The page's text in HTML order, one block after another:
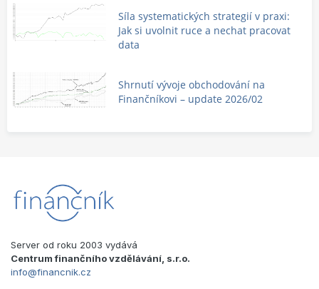
Síla systematických strategií v praxi:
Jak si uvolnit ruce a nechat pracovat
data
Shrnutí vývoje obchodování na
Finančníkovi – update 2026/02
Server od roku 2003 vydává
Centrum finančního vzdělávání, s.r.o.
info@financnik.cz